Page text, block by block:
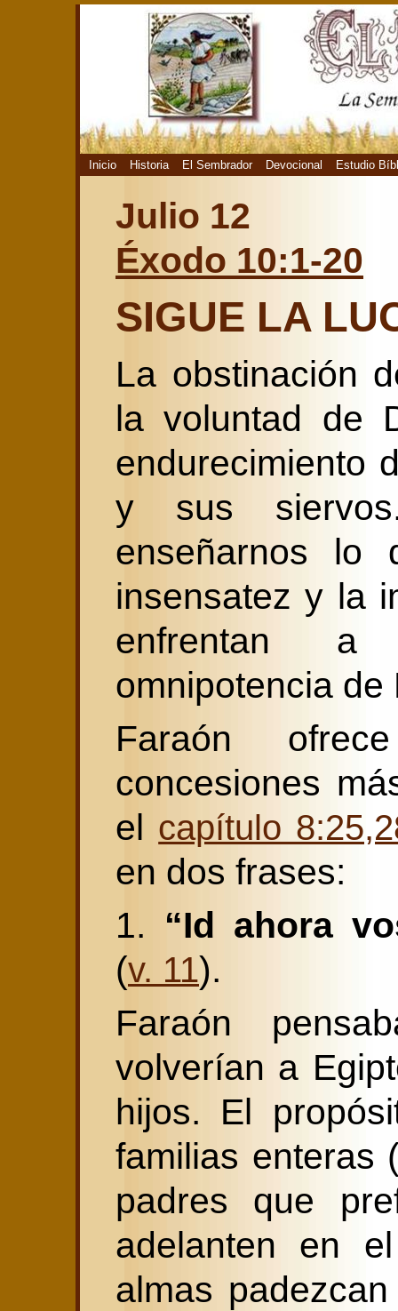
Inicio Historia El Sembrador Devocional Estudio
Julio 12
Éxodo 10:1-20
SIGUE LA
La obstinación
la voluntad de
endurecimiento
y sus
enseñarnos lo
insensatez y la
enfrentan
omnipotencia de
Faraón
concesiones
el capítulo
en dos frases:
1. “Id ahora
(v. 11).
Faraón
volverían a
hijos. El
familias enteras
padres que
adelanten en
almas